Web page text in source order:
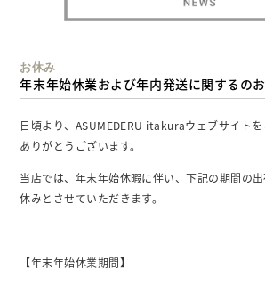
お休み
年末年始休業および年内発送に関するの
日頃より、ASUMEDERU itakuraウェブサイト
ありがとうございます。
当店では、年末年始休暇に伴い、下記の期間の
休みとさせていただきます。
【年末年始休業期間】